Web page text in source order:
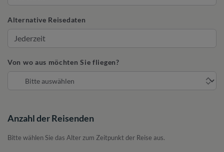
Alternative Reisedaten
Von wo aus möchten Sie fliegen?
Anzahl der Reisenden
Bitte wählen Sie das Alter zum Zeitpunkt der Reise aus.